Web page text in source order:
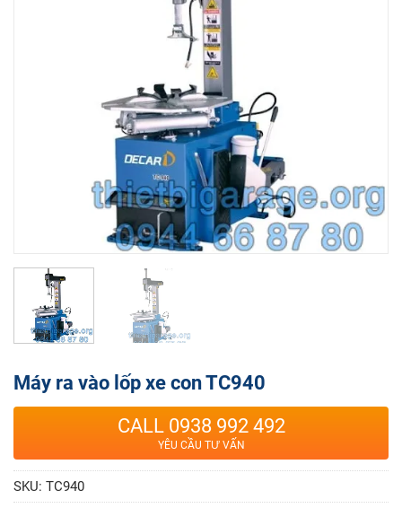
Máy ra vào lốp xe con TC940
CALL 0938 992 492
YÊU CẦU TƯ VẤN
SKU: TC940